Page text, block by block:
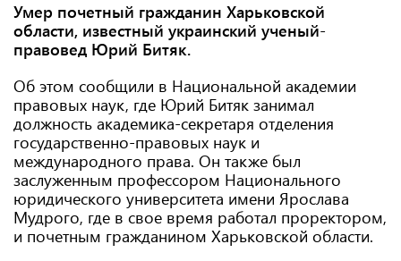
Умер почетный гражданин Харьковской
области, известный украинский ученый-
правовед Юрий Битяк.
Об этом сообщили в Национальной академии
правовых наук, где Юрий Битяк занимал
должность академика-секретаря отделения
государственно-правовых наук и
международного права. Он также был
заслуженным профессором Национального
юридического университета имени Ярослава
Мудрого, где в свое время работал проректором,
и почетным гражданином Харьковской области.